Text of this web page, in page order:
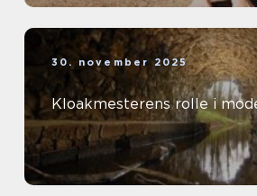
30. november 2025
Kloakmesterens rolle i